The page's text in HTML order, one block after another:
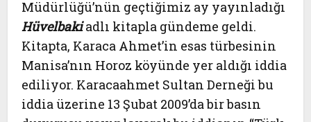
Müdürlüğü’nün geçtiğimiz ay yayınladığı
Hüvelbakiadlı kitapla gündeme geldi.
Kitapta, Karaca Ahmet’in esas türbesinin
Manisa’nın Horoz köyünde yer aldığı iddia
ediliyor. Karacaahmet Sultan Derneği bu
iddia üzerine 13 Şubat 2009’da bir basın